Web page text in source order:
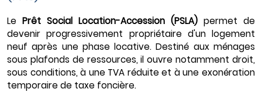
Le Prêt Social Location-Accession (PSLA) permet de
devenir progressivement propriétaire d'un logement
neuf après une phase locative. Destiné aux ménages
sous plafonds de ressources, il ouvre notamment droit,
sous conditions, à une TVA réduite et à une exonération
temporaire de taxe foncière.